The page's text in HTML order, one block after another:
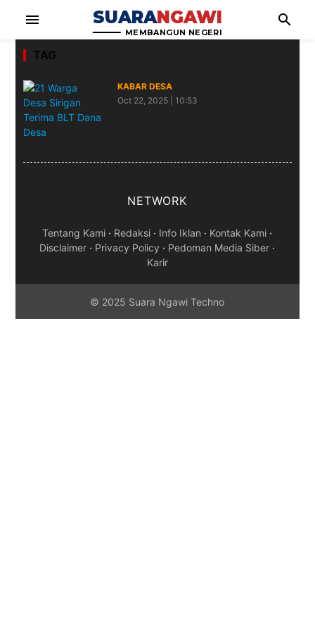
menu SUARANGAWI
MEMBANGUN NEGERI
search
TAG
KABAR DESA
Oct 22, 2025 | 10:53
NETWORK
Tentang Kami · Redaksi · Info Iklan · Kontak Kami ·
Disclaimer · Privacy Policy · Pedoman Media Siber ·
Karir
© 2025 Suara Ngawi Techno